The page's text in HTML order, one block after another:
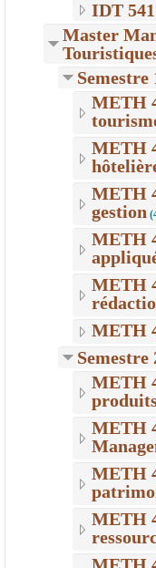
IDT
Master
METH
METH
METH
gestion
METH
METH
METH
METH
METH
METH
METH